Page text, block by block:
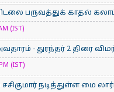
பருவத்துக் காதல்
(IST)
- துரந்தர் 2 திரை
(IST)
நடித்துள்ள மை